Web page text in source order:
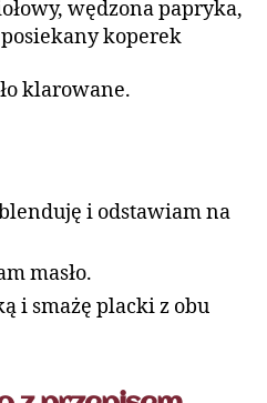
wędzona papryka,
koperek
klarowane.
i odstawiam na
masło.
i smażę placki z obu